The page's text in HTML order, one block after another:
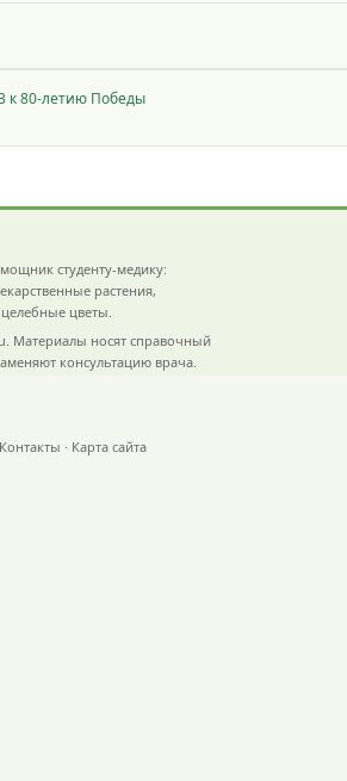
к 80-летию Победы
студенту-медику:
растения,
цветы.
Материалы носят справочный
консультацию врача.
Контакты · Карта сайта